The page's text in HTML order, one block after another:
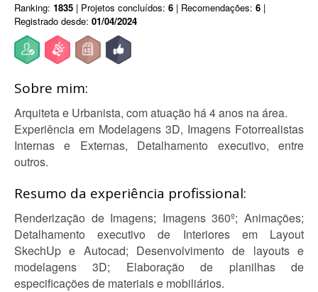
Ranking: 1835 | Projetos concluídos: 6 | Recomendações: 6 |
Registrado desde: 01/04/2024
Sobre mim:
Arquiteta e Urbanista, com atuação há 4 anos na área.
Experiência em Modelagens 3D, Imagens Fotorrealistas
Internas e Externas, Detalhamento executivo, entre
outros.
Resumo da experiência profissional:
Renderização de Imagens; Imagens 360º; Animações;
Detalhamento executivo de Interiores em Layout
SkechUp e Autocad; Desenvolvimento de layouts e
modelagens 3D; Elaboração de planilhas de
especificações de materiais e mobiliários.